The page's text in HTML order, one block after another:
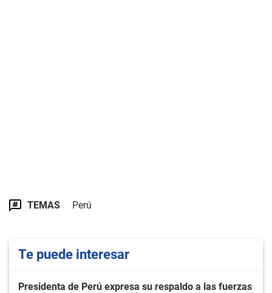
TEMAS Perú
Te puede interesar
Presidenta de Perú expresa su respaldo a las fuerzas